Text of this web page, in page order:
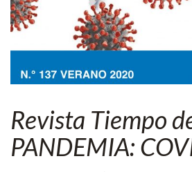
Revista Tiempo
PANDEMIA: